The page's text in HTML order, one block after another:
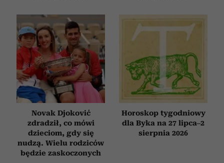
Novak Djoković
zdradził, co mówi
dzieciom, gdy się
nudzą. Wielu rodziców
będzie zaskoczonych
Horoskop tygodniowy
dla Byka na 27 lipca–2
sierpnia 2026